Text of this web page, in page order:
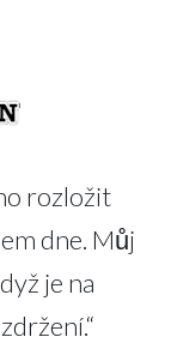
rozložit
dne. Můj
je na